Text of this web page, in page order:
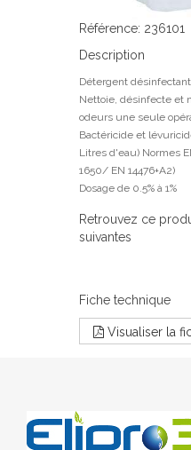
Référence: 236101
Description
Détergent
Nettoie, désinfecte et
odeurs une seule
Bactéricide et
Litres d'eau) Normes
1650/ EN 14476+A2)
Dosage de 0.5% à 1%
Retrouvez ce
suivantes
Fiche technique
Visualiser la